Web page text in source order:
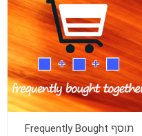
תוסף Frequently Bought